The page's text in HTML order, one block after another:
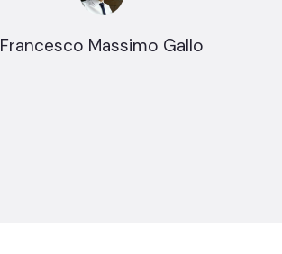
Francesco Massimo Gallo